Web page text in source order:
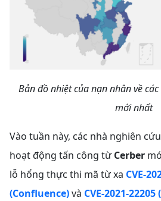
Bản đồ nhiệt của nạn nhân về
mới nhất
Vào tuần này, các nhà nghiên
hoạt động tấn công từCerber
lỗ hổng thực thi mã từ xa CVE-
(Confluence)và CVE-2021-22205